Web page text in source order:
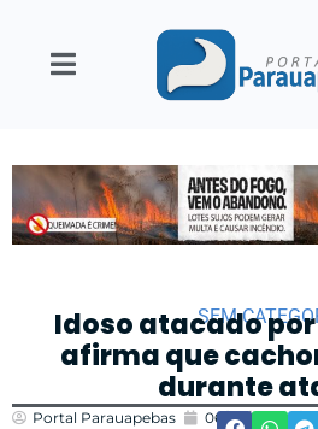
SEM
Idoso atacado
afirma que
durante
Portal Parauapebas 06/05/2025